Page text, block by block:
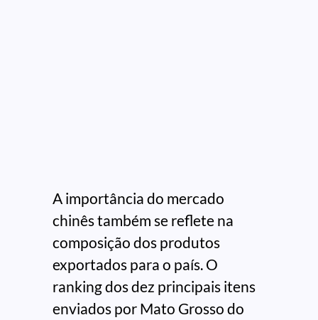
A importância do mercado
chinês também se reflete na
composição dos produtos
exportados para o país. O
ranking dos dez principais itens
enviados por Mato Grosso do